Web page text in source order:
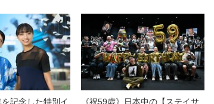
記念した特別イ
《祝59歳》日本中の【ステイサ